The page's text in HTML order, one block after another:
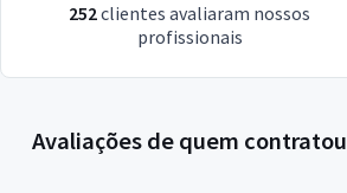
252clientes avaliaram nossos
profissionais
Avaliações de quem contratou